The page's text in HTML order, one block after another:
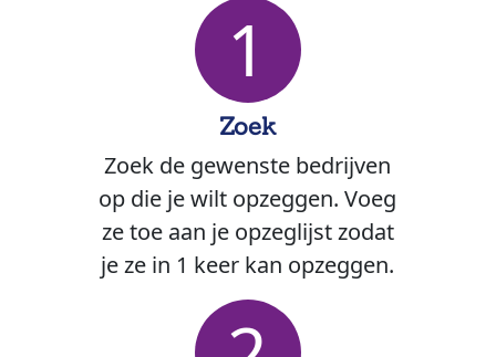
1
Zoek
Zoek de gewenste bedrijven
op die je wilt opzeggen. Voeg
ze toe aan je opzeglijst zodat
je ze in 1 keer kan opzeggen.